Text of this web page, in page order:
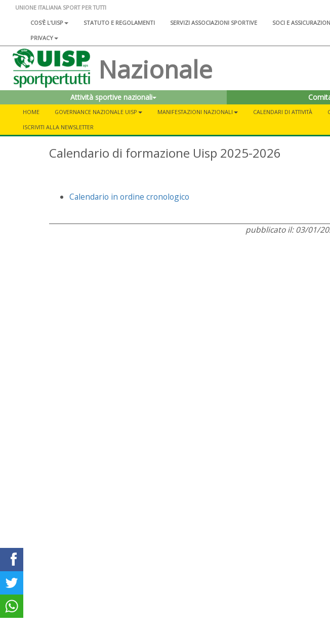
UNIONE ITALIANA SPORT PER TUTTI
COS'È L'UISP
STATUTO E REGOLAMENTI SERVIZI ASSOCIAZIONI SPORTIVE SOCI E
PRIVACY
Nazionale
Attività sportive nazionali
HOME GOVERNANCE NAZIONALE UISP MANIFESTAZIONI NAZIONALI CALENDARI DI ATTIVITÀ
ISCRIVITI ALLA NEWSLETTER
Calendario di formazione Uisp 2025-2026
Calendario in ordine cronologico
pubblicato il: 03/01/